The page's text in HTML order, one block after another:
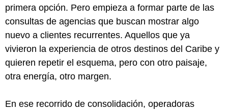
primera opción. Pero empieza a formar parte de las
consultas de agencias que buscan mostrar algo
nuevo a clientes recurrentes. Aquellos que ya
vivieron la experiencia de otros destinos del Caribe y
quieren repetir el esquema, pero con otro paisaje,
otra energía, otro margen.
En ese recorrido de consolidación, operadoras